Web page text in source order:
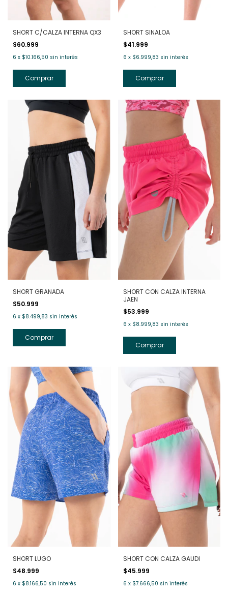
SHORT C/CALZA INTERNA QX3
$60.999
6 x $10.166,50 sin interés
Comprar
SHORT SINALOA
$41.999
6 x $6.999,83 sin interés
Comprar
SHORT GRANADA
$50.999
6 x $8.499,83 sin interés
Comprar
SHORT CON CALZA INTERNA
JAEN
$53.999
6 x $8.999,83 sin interés
Comprar
SHORT LUGO
$48.999
6 x $8.166,50 sin interés
SHORT CON CALZA GAUDI
$45.999
6 x $7.666,50 sin interés